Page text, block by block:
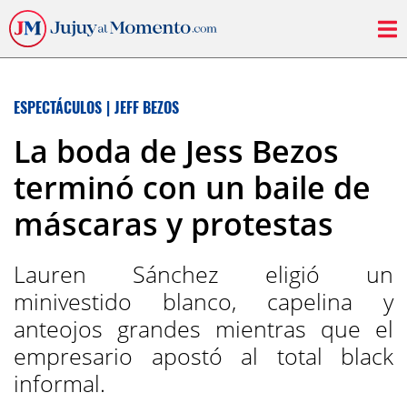
ESPECTÁCULOS | JEFF BEZOS
La boda de Jess Bezos
terminó con un baile de
máscaras y protestas
Lauren Sánchez eligió un
minivestido blanco, capelina y
anteojos grandes mientras que el
empresario apostó al total black
informal.